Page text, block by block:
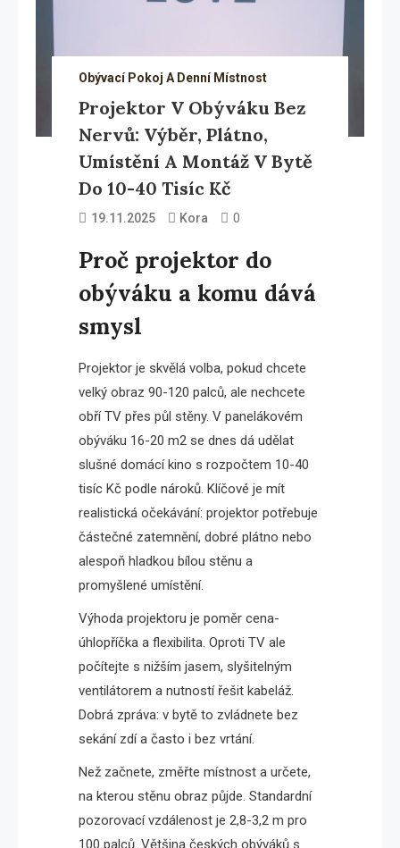
Obývací Pokoj A Denní Místnost
Projektor V Obýváku Bez
Nervů: Výběr, Plátno,
Umístění A Montáž V Bytě
Do 10-40 Tisíc Kč
19.11.2025 Kora 0
Proč projektor do
obýváku a komu dává
smysl
Projektor je skvělá volba, pokud chcete
velký obraz 90-120 palců, ale nechcete
obří TV přes půl stěny. V panelákovém
obýváku 16-20 m2 se dnes dá udělat
slušné domácí kino s rozpočtem 10-40
tisíc Kč podle nároků. Klíčové je mít
realistická očekávání: projektor potřebuje
částečné zatemnění, dobré plátno nebo
alespoň hladkou bílou stěnu a
promyšlené umístění.
Výhoda projektoru je poměr cena-
úhlopříčka a flexibilita. Oproti TV ale
počítejte s nižším jasem, slyšitelným
ventilátorem a nutností řešit kabeláž.
Dobrá zpráva: v bytě to zvládnete bez
sekání zdí a často i bez vrtání.
Než začnete, změřte místnost a určete,
na kterou stěnu obraz půjde. Standardní
pozorovací vzdálenost je 2,8-3,2 m pro
100 palců. Většina českých obýváků s